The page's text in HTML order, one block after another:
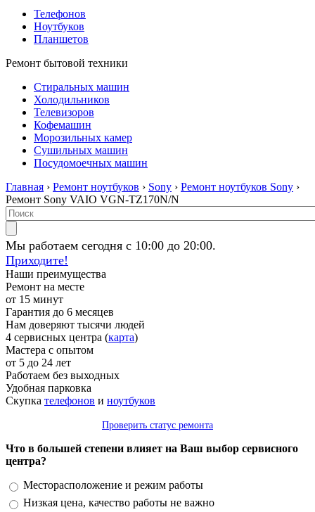
Телефонов
Ноутбуков
Планшетов
Ремонт бытовой техники
Стиральных машин
Холодильников
Телевизоров
Кофемашин
Морозильных камер
Сушильных машин
Посудомоечных машин
Главная › Ремонт ноутбуков › Sony › Ремонт ноутбуков Sony ›
Ремонт Sony VAIO VGN-TZ170N/N
Мы работаем сегодня с 10:00 до 20:00.
Приходите!
Наши преимущества
Ремонт на месте
от 15 минут
Гарантия до 6 месяцев
Нам доверяют тысячи людей
4 сервисных центра (карта)
Мастера с опытом
от 5 до 24 лет
Работаем без выходных
Удобная парковка
Скупка телефонов и ноутбуков
Проверить статус ремонта
Что в большей степени влияет на Ваш выбор сервисного
центра?
Варианты
Месторасположение и режим работы
Низкая цена, качество работы не важно